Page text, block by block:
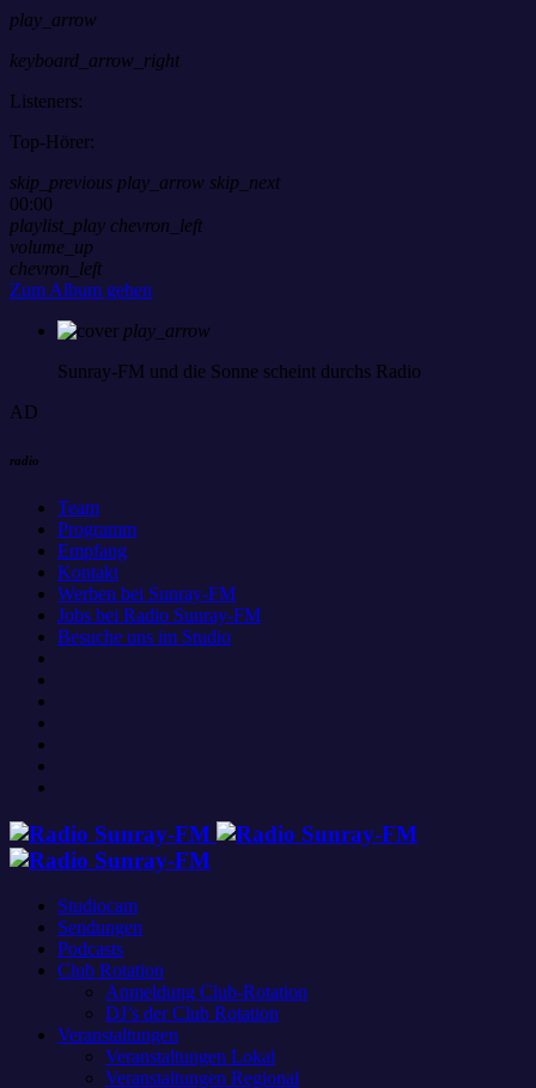
play_arrow
keyboard_arrow_right
Listeners:
Top-Hörer:
skip_previous play_arrow skip_next
00:00
playlist_play chevron_left
volume_up
chevron_left
Zum Album gehen
play_arrow
Sunray-FM und die Sonne scheint durchs Radio
AD
radio
Team
Programm
Empfang
Kontakt
Werben bei Sunray-FM
Jobs bei Radio Sunray-FM
Besuche uns im Studio
Studiocam
Sendungen
Podcasts
Club Rotation
Anmeldung Club-Rotation
DJ’s der Club Rotation
Veranstaltungen
Veranstaltungen Lokal
Veranstaltungen Regional